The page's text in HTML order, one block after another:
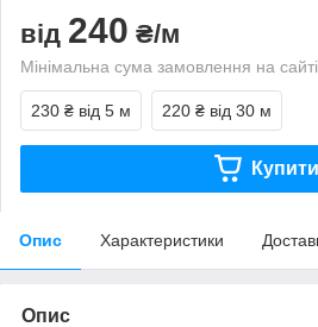
від 240 ₴/м
Мінімальна сума замовлення на
230 ₴ від 5 м 220 ₴ від 30 м
Купити
Опис Характеристики
Опис